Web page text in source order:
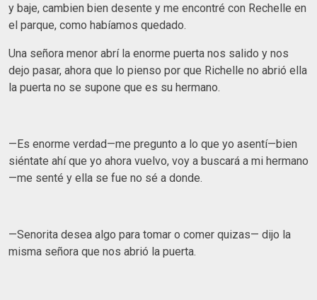
y baje, cambien bien desente y me encontré con Rechelle en
el parque, como habíamos quedado.
Una señora menor abrí la enorme puerta nos salido y nos
dejo pasar, ahora que lo pienso por que Richelle no abrió ella
la puerta no se supone que es su hermano.
—Es enorme verdad—me pregunto a lo que yo asentí—bien
siéntate ahí que yo ahora vuelvo, voy a buscará a mi hermano
—me senté y ella se fue no sé a donde.
—Senorita desea algo para tomar o comer quizas— dijo la
misma señora que nos abrió la puerta.